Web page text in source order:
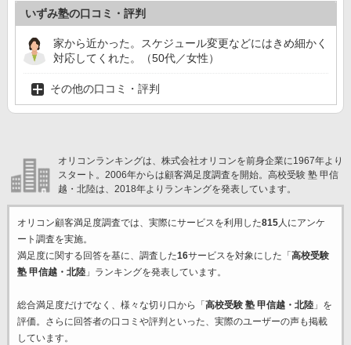
いずみ塾の口コミ・評判
家から近かった。スケジュール変更などにはきめ細かく
対応してくれた。（50代／女性）
その他の口コミ・評判
オリコンランキングは、株式会社オリコンを前身企業に1967年より
スタート。2006年からは顧客満足度調査を開始。高校受験 塾 甲信
越・北陸は、2018年よりランキングを発表しています。
オリコン顧客満足度調査では、実際にサービスを利用した815人にアンケ
ート調査を実施。
満足度に関する回答を基に、調査した16サービスを対象にした「 高校受験
塾 甲信越・北陸」ランキングを発表しています。
総合満足度だけでなく、様々な切り口から「 高校受験 塾 甲信越・北陸」を
評価。さらに回答者の口コミや評判といった、実際のユーザーの声も掲載
しています。